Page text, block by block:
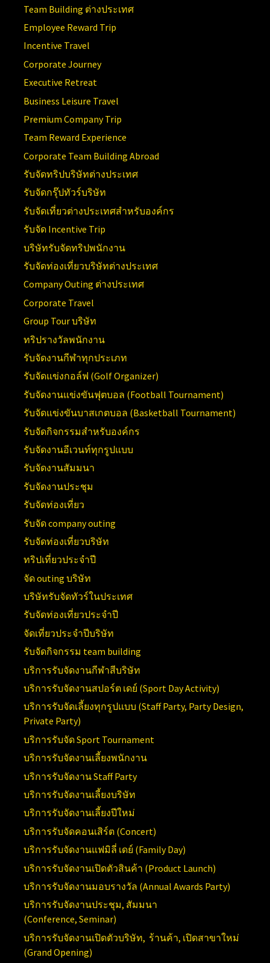
Team Building ต่างประเทศ
Employee Reward Trip
Incentive Travel
Corporate Journey
Executive Retreat
Business Leisure Travel
Premium Company Trip
Team Reward Experience
Corporate Team Building Abroad
รับจัดทริปบริษัทต่างประเทศ
รับจัดกรุ๊ปทัวร์บริษัท
รับจัดเที่ยวต่างประเทศสำหรับองค์กร
รับจัด Incentive Trip
บริษัทรับจัดทริปพนักงาน
รับจัดท่องเที่ยวบริษัทต่างประเทศ
Company Outing ต่างประเทศ
Corporate Travel
Group Tour บริษัท
ทริปรางวัลพนักงาน
รับจัดงานกีฬาทุกประเภท
รับจัดแข่งกอล์ฟ (Golf Organizer)
รับจัดงานแข่งขันฟุตบอล (Football Tournament)
รับจัดแข่งขันบาสเกตบอล (Basketball Tournament)
รับจัดกิจกรรมสำหรับองค์กร
รับจัดงานอีเวนท์ทุกรูปแบบ
รับจัดงานสัมมนา
รับจัดงานประชุม
รับจัดท่องเที่ยว
รับจัด company outing
รับจัดท่องเที่ยวบริษัท
ทริปเที่ยวประจำปี
จัด outing บริษัท
บริษัทรับจัดทัวร์ในประเทศ
รับจัดท่องเที่ยวประจำปี
จัดเที่ยวประจำปีบริษัท
รับจัดกิจกรรม team building
บริการรับจัดงานกีฬาสีบริษัท
บริการรับจัดงานสปอร์ต เดย์ (Sport Day Activity)
บริการรับจัดเลี้ยงทุกรูปแบบ (Staff Party, Party Design,
Private Party)
บริการรับจัดSport Tournament
บริการรับจัดงานเลี้ยงพนักงาน
บริการรับจัดงานStaff Party
บริการรับจัดงานเลี้ยงบริษัท
บริการรับจัดงานเลี้ยงปีใหม่
บริการรับจัดคอนเสิร์ต (Concert)
บริการรับจัดงานแฟมิลี่ เดย์ (Family Day)
บริการรับจัดงานเปิดตัวสินค้า (Product Launch)
บริการรับจัดงานมอบรางวัล (AnnualAwards Party)
บริการรับจัดงานประชุม, สัมมนา
(Conference,Seminar)
บริการรับจัดงานเปิดตัวบริษัท, ร้านค้า, เปิดสาขาใหม่
(Grand Opening)